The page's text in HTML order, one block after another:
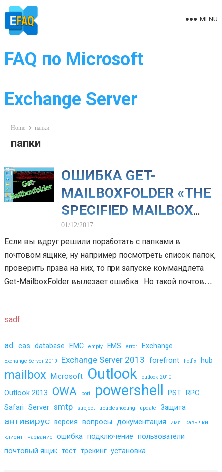
to
content
FAQ по Microsoft
Exchange Server
MENU
Home папки
папки
ОШИБКА GET-
MAILBOXFOLDER «THE
SPECIFIED MAILBOX
DOESN’T EXIST»
01/12/2017
Если вы вдруг решили поработать с папками в
почтовом ящике, ну например посмотреть список папок,
проверить права на них, то при запуске коммандлета
Get-MailboxFolder вылезает ошибка. Но такой почтовый
sadf
ad cas database EMC empty EMS error Exchange
Exchange Server 2010 Exchange Server 2013 forefront hotfix hub
mailbox Microsoft Outlook outlook 2010
Outlook 2013 OWA port powershell PST
RPC
Safari Server smtp subject troubleshooting update Защита
антивирус версия вопросы документация имя кавычки
клиент название ошибка подключение пользователи
почтовый ящик тест трекинг установка